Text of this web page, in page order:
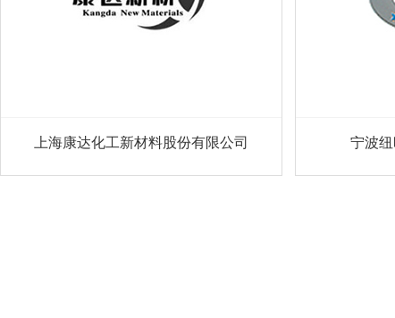
上海康达化工新材料股份有限公司 宁波